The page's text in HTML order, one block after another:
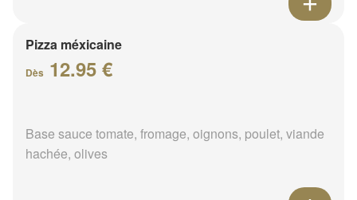
Pizza méxicaine
Dès 12.95 €
Base sauce tomate, fromage, oignons, poulet, viande
hachée, olives